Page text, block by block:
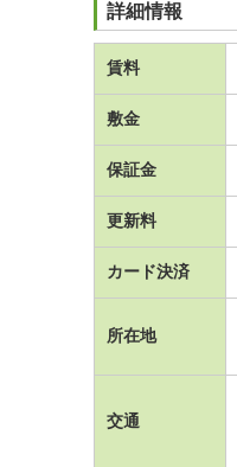
詳細情報
賃料
敷金
保証金
更新料
カード決済
所在地
交通